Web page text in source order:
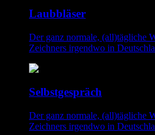
Laubbläser
Der ganz normale, (all)tägliche
Zeichners irgendwo in
Selbstgespräch
Der ganz normale, (all)tägliche
Zeichners irgendwo in